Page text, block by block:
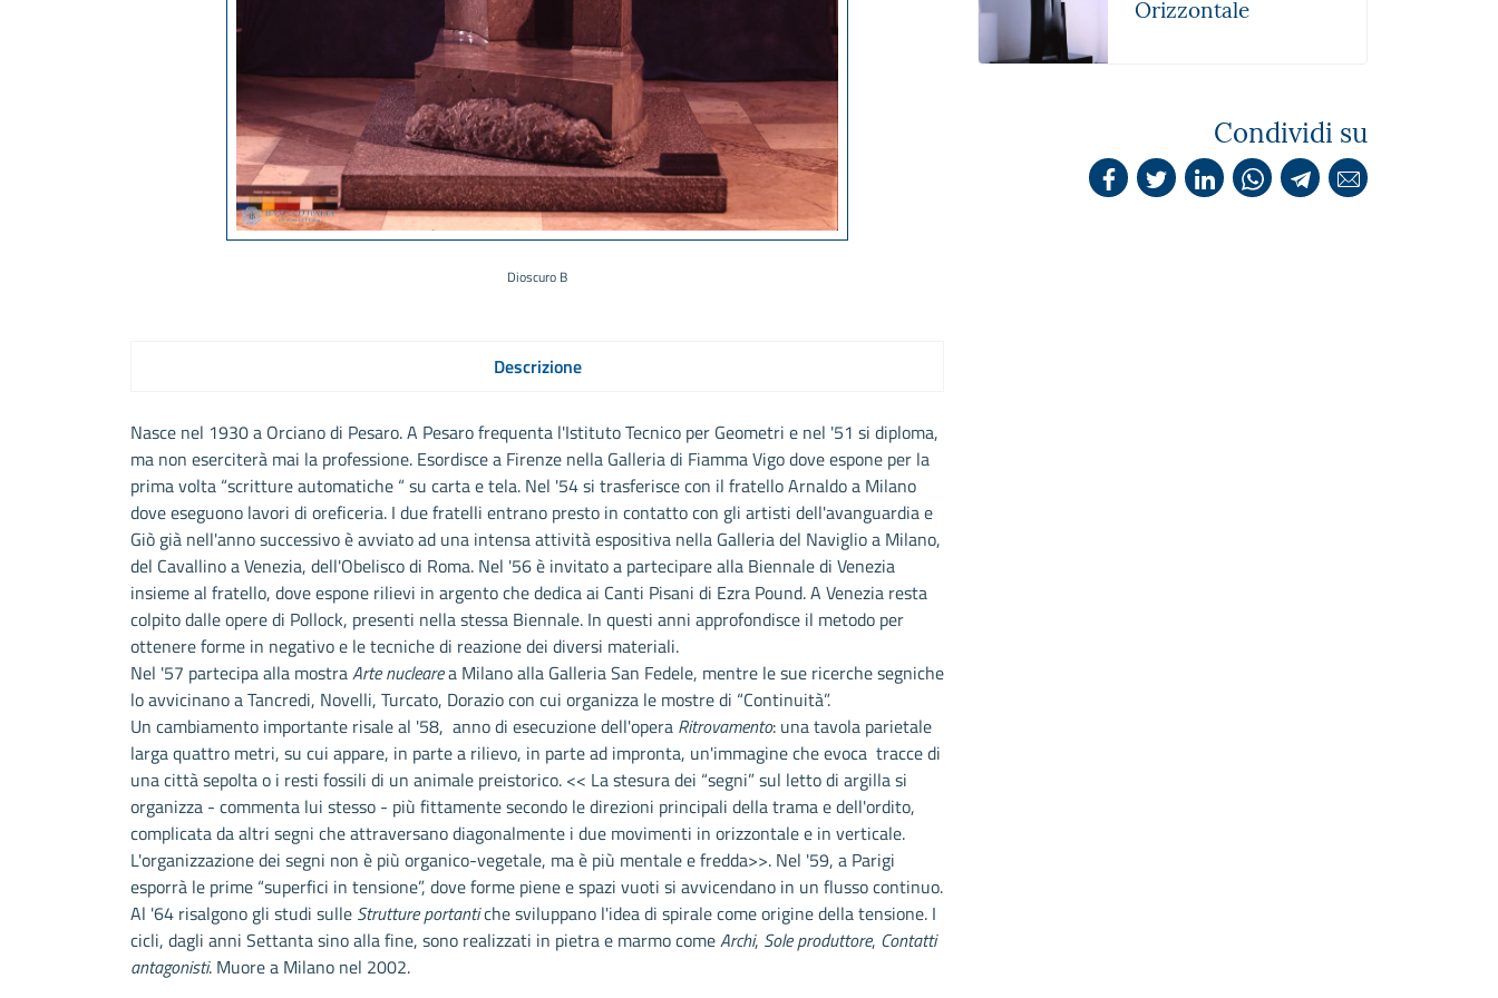
Dioscuro B
Descrizione
Nasce nel 1930 a Orciano di Pesaro. A Pesaro frequenta l'Istituto Tecnico per Geometri e nel '51 si diploma,
ma non eserciterà mai la professione. Esordisce a Firenze nella Galleria di Fiamma Vigo dove espone per la
prima volta “scritture automatiche “ su carta e tela. Nel '54 si trasferisce con il fratello Arnaldo a Milano
dove eseguono lavori di oreficeria. I due fratelli entrano presto in contatto con gli artisti dell'avanguardia e
Giò già nell'anno successivo è avviato ad una intensa attività espositiva nella Galleria del Naviglio a Milano,
del Cavallino a Venezia, dell'Obelisco di Roma. Nel '56 è invitato a partecipare alla Biennale di Venezia
insieme al fratello, dove espone rilievi in argento che dedica ai Canti Pisani di Ezra Pound. A Venezia resta
colpito dalle opere di Pollock, presenti nella stessa Biennale. In questi anni approfondisce il metodo per
ottenere forme in negativo e le tecniche di reazione dei diversi materiali.
Nel '57 partecipa alla mostraArte nuclearea Milano alla Galleria San Fedele, mentre le sue ricerche segniche
lo avvicinano a Tancredi, Novelli, Turcato, Dorazio con cui organizza le mostre di “Continuità”.
Un cambiamento importante risale al '58, anno di esecuzione dell'opera Ritrovamento: una tavola parietale
larga quattro metri, su cui appare, in parte a rilievo, in parte ad impronta, un'immagine che evoca tracce di
una città sepolta o i resti fossili di un animale preistorico. << La stesura dei “segni” sul letto di argilla si
organizza - commenta lui stesso - più fittamente secondo le direzioni principali della trama e dell'ordito,
complicata da altri segni che attraversano diagonalmente i due movimenti in orizzontale e in verticale.
L'organizzazione dei segni non è più organico-vegetale, ma è più mentale e fredda>>. Nel '59, a Parigi
esporrà le prime “superfici in tensione”, dove forme piene e spazi vuoti si avvicendano in un flusso continuo.
Al '64 risalgono gli studi sulle Strutture portantiche sviluppano l'idea di spirale come origine della tensione. I
cicli, dagli anni Settanta sino alla fine, sono realizzati in pietra e marmo comeArchi, Sole produttore, Contatti
antagonisti. Muore a Milano nel 2002.
Orizzontale
Condividi su